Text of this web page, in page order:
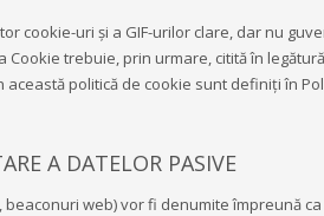
cookie-uri și a GIF-urilor clare, dar nu
trebuie, prin urmare, citită în
politică de cookie sunt definiți în
A DATELOR PASIVE
web) vor fi denumite împreună